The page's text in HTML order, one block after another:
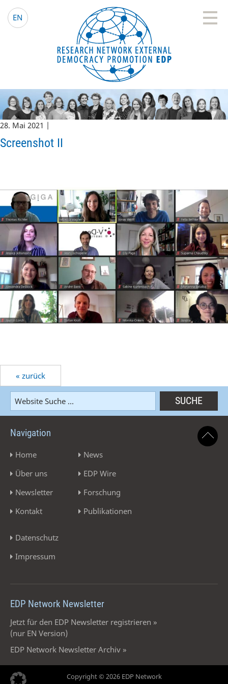
EN EDP Network
Deutsche Website
28. Mai 2021 |
Screenshot II
« zurück
Navigation
Home
Über uns
Newsletter
Kontakt
News
EDP Wire
Forschung
Publikationen
Datenschutz
Impressum
EDP Network Newsletter
Jetzt für den EDP Newsletter registrieren »
(nur EN Version)
EDP Network Newsletter Archiv »
Copyright © 2026 EDP Network